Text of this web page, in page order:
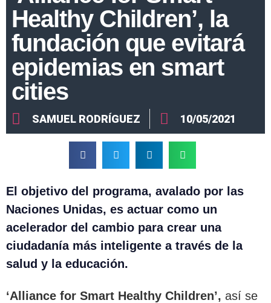
Healthy Children’, la
fundación que evitará
epidemias en smart
cities
SAMUEL RODRÍGUEZ 10/05/2021
El objetivo del programa, avalado por las
Naciones Unidas, es actuar como un
acelerador del cambio para crear una
ciudadanía más inteligente a través de la
salud y la educación.
‘Alliance for Smart Healthy Children’, así se